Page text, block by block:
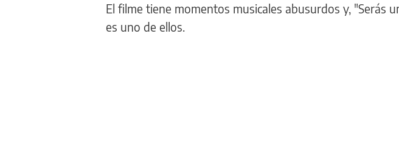
El filme tiene momentos musicales abusurdos y, "Serás
es uno de ellos.